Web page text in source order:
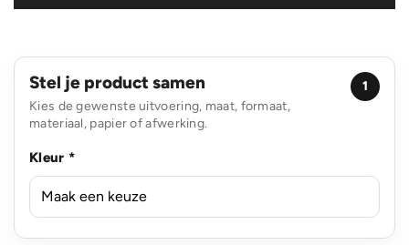
Stel je product samen
Kies de gewenste uitvoering, maat, formaat,
materiaal, papier of afwerking.
1
Kleur *